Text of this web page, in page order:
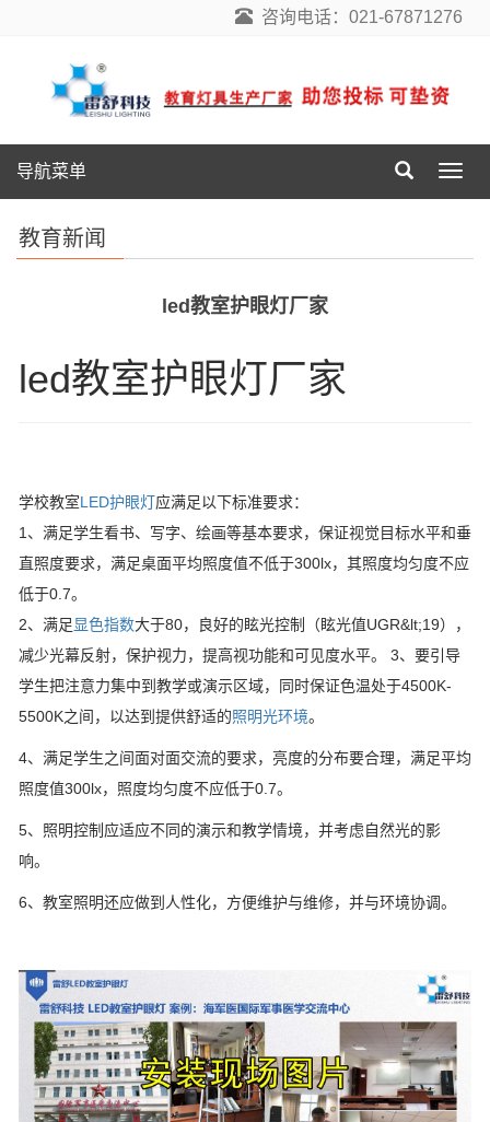
咨询电话：021-67871276
导
航
导航菜单
教育新闻
led教室护眼灯厂家
led教室护眼灯厂家
学校教室LED护眼灯应满足以下标准要求：
1、满足学生看书、写字、绘画等基本要求，保证视觉目标水平和垂
直照度要求，满足桌面平均照度值不低于300lx，其照度均匀度不应
低于0.7。
2、满足显色指数大于80，良好的眩光控制（眩光值UGR&lt;19），
减少光幕反射，保护视力，提高视功能和可见度水平。 3、要引导
学生把注意力集中到教学或演示区域，同时保证色温处于4500K-
5500K之间，以达到提供舒适的照明光环境。
4、满足学生之间面对面交流的要求，亮度的分布要合理，满足平均
照度值300lx，照度均匀度不应低于0.7。
5、照明控制应适应不同的演示和教学情境，并考虑自然光的影
响。
6、教室照明还应做到人性化，方便维护与维修，并与环境协调。